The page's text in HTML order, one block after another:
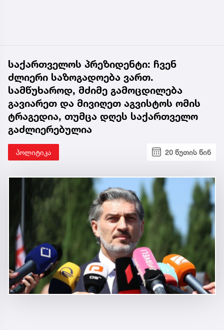
საქართველოს პრეზიდენტი: ჩვენ
ძლიერი საზოგადოება ვართ.
სამწუხაროდ, მძიმე გამოცდილება
გავიარეთ და მივიღეთ აგვისტოს ომის
ტრაგედია, თუმცა დღეს საქართველო
გაძლიერებულია
პოლიტიკა 20 წუთის წინ